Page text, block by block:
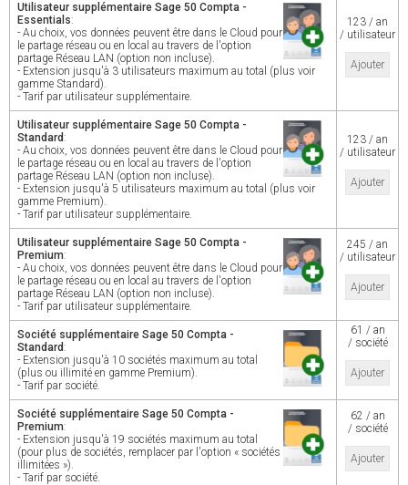
Utilisateur supplémentaire Sage 50 Compta -
Essentials:
- Au choix, vos données peuvent être dans le Cloud pour
le partage réseau ou en local au travers de l'option
partage Réseau LAN (option non incluse).
- Extension jusqu'à 3 utilisateurs maximum au total (plus voir
gamme Standard).
- Tarif par utilisateur supplémentaire.
123 / an
/ utilisateur
Ajouter
Utilisateur supplémentaire Sage 50 Compta -
Standard:
- Au choix, vos données peuvent être dans le Cloud pour
le partage réseau ou en local au travers de l'option
partage Réseau LAN (option non incluse).
- Extension jusqu'à 5 utilisateurs maximum au total (plus voir
gamme Premium).
- Tarif par utilisateur supplémentaire.
123 / an
/ utilisateur
Ajouter
Utilisateur supplémentaire Sage 50 Compta -
Premium:
- Au choix, vos données peuvent être dans le Cloud pour
le partage réseau ou en local au travers de l'option
partage Réseau LAN (option non incluse).
- Tarif par utilisateur supplémentaire.
245 / an
/ utilisateur
Ajouter
Société supplémentaire Sage 50 Compta -
Standard:
- Extension jusqu'à 10 sociétés maximum au total
(plus ou illimité en gamme Premium).
- Tarif par société.
61 / an
/ société
Ajouter
Société supplémentaire Sage 50 Compta -
Premium:
- Extension jusqu'à 19 sociétés maximum au total
(pour plus de sociétés, remplacer par l'option « sociétés
illimitées »).
- Tarif par société.
62 / an
/ société
Ajouter